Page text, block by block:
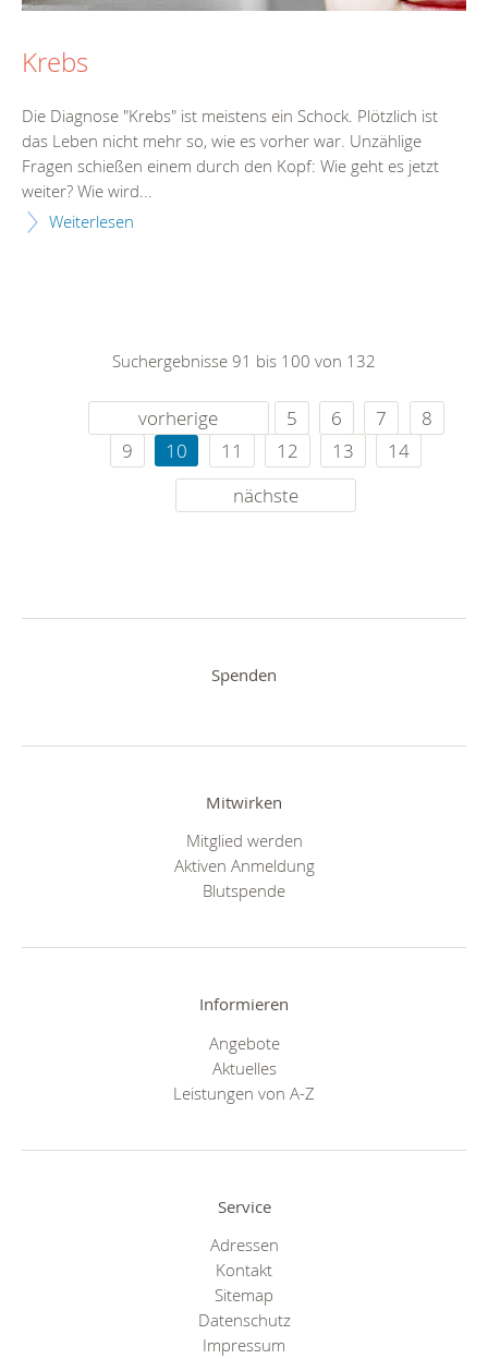
Krebs
Die Diagnose "Krebs" ist meistens ein Schock. Plötzlich ist
das Leben nicht mehr so, wie es vorher war. Unzählige
Fragen schießen einem durch den Kopf: Wie geht es jetzt
weiter? Wie wird...
Weiterlesen
Suchergebnisse 91 bis 100 von 132
vorherige 5 6 7
8
9
10 11 12 13
14
nächste
Spenden
Mitwirken
Mitglied werden
Aktiven Anmeldung
Blutspende
Informieren
Angebote
Aktuelles
Leistungen von A-Z
Service
Adressen
Kontakt
Sitemap
Datenschutz
Impressum